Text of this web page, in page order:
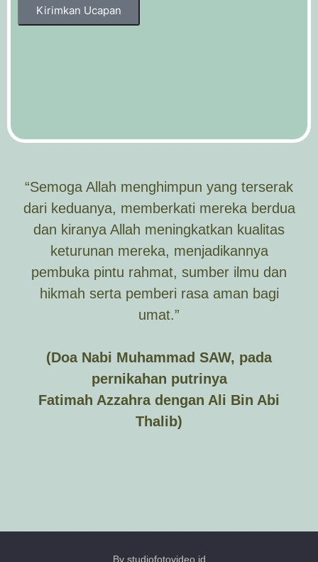
Kirimkan Ucapan
“Semoga Allah menghimpun yang terserak
dari keduanya, memberkati mereka berdua
dan kiranya Allah meningkatkan kualitas
keturunan mereka, menjadikannya
pembuka pintu rahmat, sumber ilmu dan
hikmah serta pemberi rasa aman bagi
umat.”
(Doa Nabi Muhammad SAW, pada
pernikahan putrinya
Fatimah Azzahra dengan Ali Bin Abi
Thalib)
By studiofotovideo.id